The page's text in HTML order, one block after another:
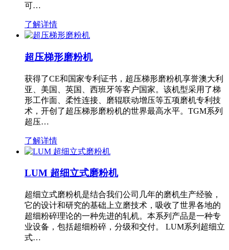
可…
了解详情
超压梯形磨粉机
获得了CE和国家专利证书，超压梯形磨粉机享誉澳大利
亚、美国、英国、西班牙等客户国家。该机型采用了梯
形工作面、柔性连接、磨辊联动增压等五项磨机专利技
术，开创了超压梯形磨粉机的世界最高水平。TGM系列
超压…
了解详情
LUM 超细立式磨粉机
超细立式磨粉机是结合我们公司几年的磨机生产经验，
它的设计和研究的基础上立磨技术，吸收了世界各地的
超细粉碎理论的一种先进的轧机。本系列产品是一种专
业设备，包括超细粉碎，分级和交付。 LUM系列超细立
式…